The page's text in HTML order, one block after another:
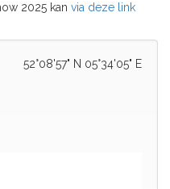
2025 kan via deze link
52°08'57" N 05°34'05" E